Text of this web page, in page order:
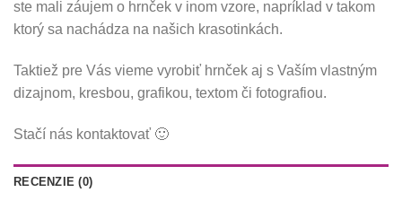
ste mali záujem o hrnček v inom vzore, napríklad v takom
ktorý sa nachádza na našich krasotinkách.
Taktiež pre Vás vieme vyrobiť hrnček aj s Vaším vlastným
dizajnom, kresbou, grafikou, textom či fotografiou.
Stačí nás kontaktovať 🙂
RECENZIE (0)